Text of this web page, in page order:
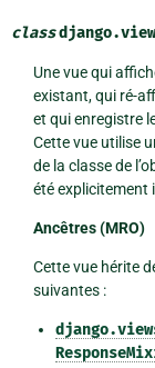
class
Une vue qui
existant, qui ré-
et qui enregistre
Cette vue utilise
de la classe de
été explicitement
Ancêtres (MRO)
Cette vue hérite
suivantes :